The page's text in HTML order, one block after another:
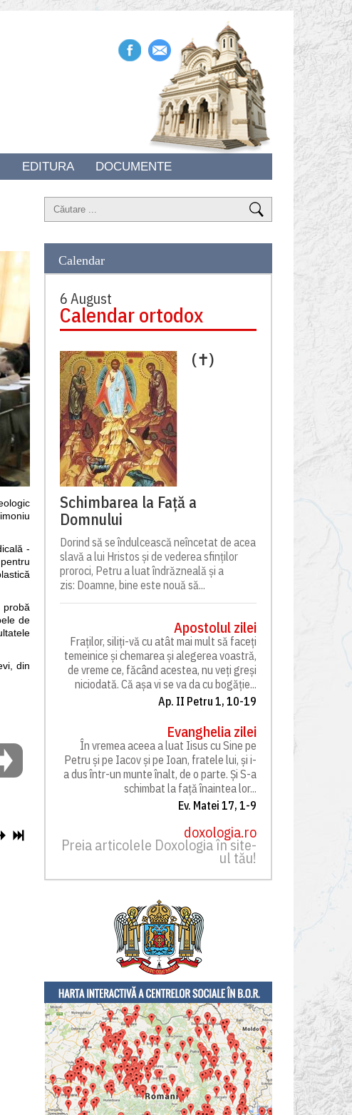
EDITURA DOCUMENTE
-
probă
de
din
Calendar
6 August
Calendar ortodox
(✝)
Schimbarea la Față a
Domnului
Dorind să se îndulcească neîncetat de acea
slavă a lui Hristos și de vederea sfinților
proroci, Petru a luat îndrăzneală și a
zis: Doamne, bine este nouă să...
Apostolul zilei
Fraților, siliți-vă cu atât mai mult să faceți
temeinice și chemarea și alegerea voastră,
de vreme ce, făcând acestea, nu veți greși
niciodată. Că așa vi se va da cu bogăție...
Ap. II Petru 1, 10-19
Evanghelia zilei
În vremea aceea a luat Iisus cu Sine pe
Petru și pe Iacov și pe Ioan, fratele lui, și i-
a dus într-un munte înalt, de o parte. Și S-a
schimbat la față înaintea lor...
Ev. Matei 17, 1-9
doxologia.ro
Preia articolele Doxologia în site-
ul tău!